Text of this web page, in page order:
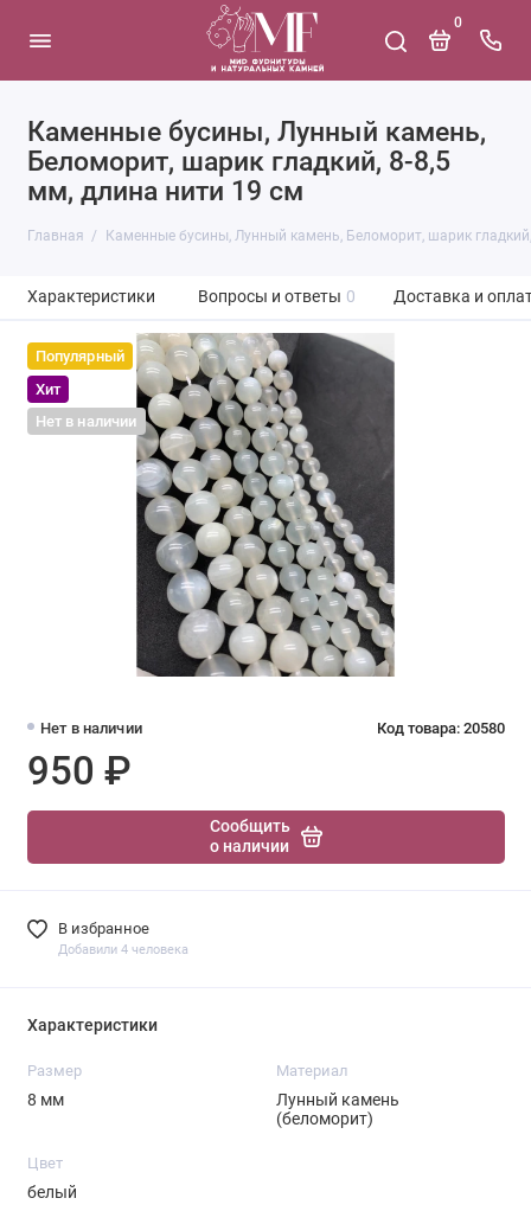
0
Каменные бусины, Лунный камень,
Беломорит, шарик гладкий, 8-8,5
мм, длина нити 19 см
Главная Каменные бусины, Лунный камень, Беломорит, шарик
Характеристики Вопросы и ответы 0 Доставка и
Популярный
Хит
Нет в наличии
Нет в наличии Код товара: 20580
950 ₽
Сообщить
о наличии
В избранное
Добавили 4 человека
Характеристики
Размер
8 мм
Материал
Лунный камень
(беломорит)
Цвет
белый